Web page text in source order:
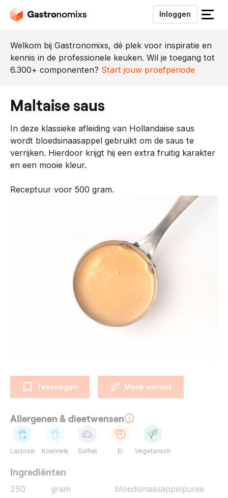
Inloggen
S
u
i
u
Welkom bij Gastronomixs, dé plek voor inspiratie en
kennis in de professionele keuken. Wil je toegang tot
6.300+ componenten? Start jouw proefperiode
maltaise saus
In deze klassieke afleiding van Hollandaise saus
wordt bloedsinaasappel gebruikt om de saus te
verrijken. Hierdoor krijgt hij een extra fruitig karakter
en een mooie kleur.
Receptuur voor 500 gram.
Toevoegen Maak variant
Allergenen & dieetwensen
Lactose Koemelk Sulfiet Ei Vegetarisch
Ingrediënten
250 gram
bloedsinaasappelpuree